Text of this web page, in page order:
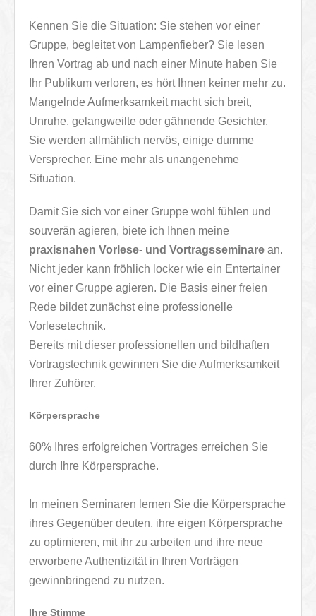
Kennen Sie die Situation: Sie stehen vor einer
Gruppe, begleitet von Lampenfieber? Sie lesen
Ihren Vortrag ab und nach einer Minute haben Sie
Ihr Publikum verloren, es hört Ihnen keiner mehr zu.
Mangelnde Aufmerksamkeit macht sich breit,
Unruhe, gelangweilte oder gähnende Gesichter.
Sie werden allmählich nervös, einige dumme
Versprecher. Eine mehr als unangenehme
Situation.
Damit Sie sich vor einer Gruppe wohl fühlen und
souverän agieren, biete ich Ihnen meine
praxisnahen Vorlese- und Vortragsseminare an.
Nicht jeder kann fröhlich locker wie ein Entertainer
vor einer Gruppe agieren. Die Basis einer freien
Rede bildet zunächst eine professionelle
Vorlesetechnik.
Bereits mit dieser professionellen und bildhaften
Vortragstechnik gewinnen Sie die Aufmerksamkeit
Ihrer Zuhörer.
Körpersprache
60% Ihres erfolgreichen Vortrages erreichen Sie
durch Ihre Körpersprache.
In meinen Seminaren lernen Sie die Körpersprache
ihres Gegenüber deuten, ihre eigen Körpersprache
zu optimieren, mit ihr zu arbeiten und ihre neue
erworbene Authentizität in Ihren Vorträgen
gewinnbringend zu nutzen.
Ihre Stimme